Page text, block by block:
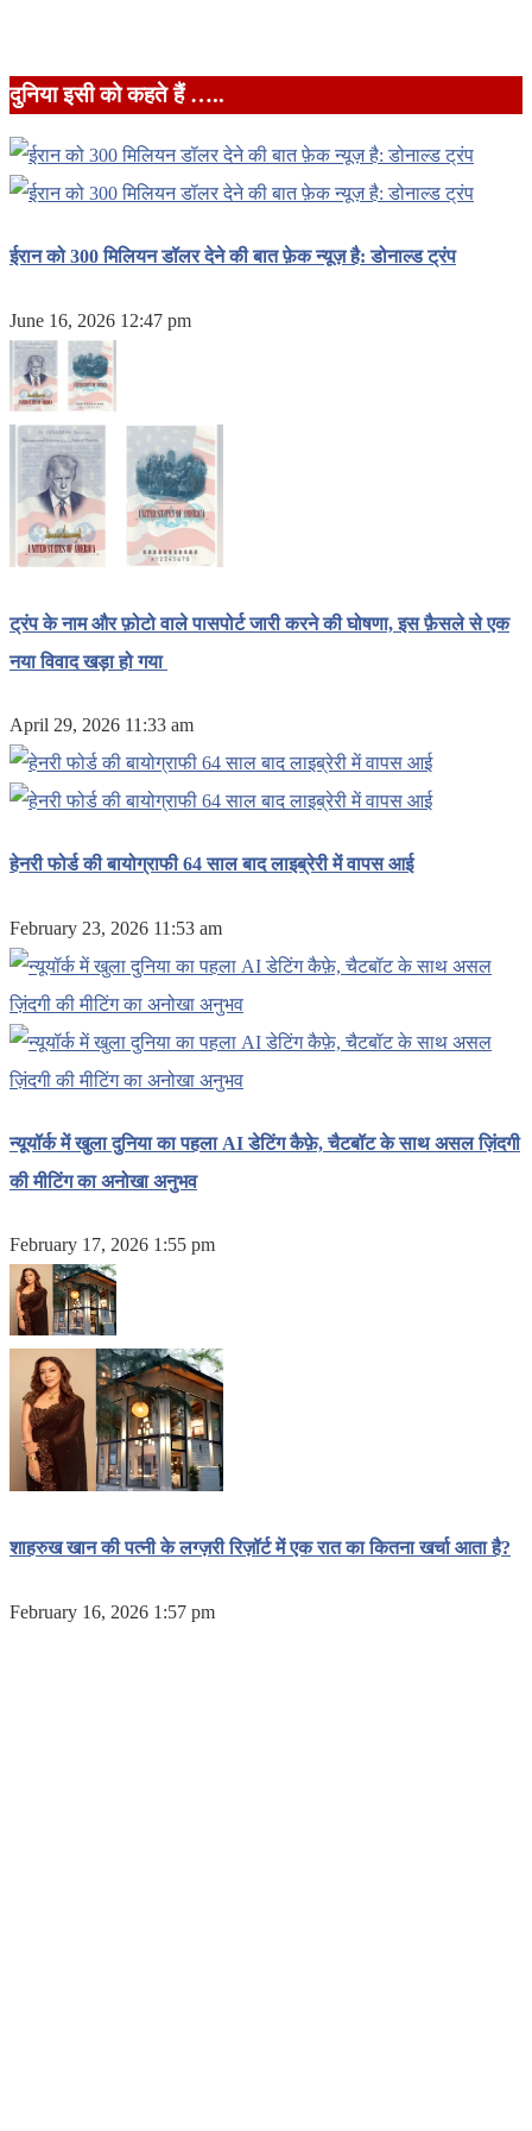
दुनिया इसी को कहते हैं …..
ईरान को 300 मिलियन डॉलर देने की बात फ़ेक न्यूज़ है: डोनाल्ड ट्रंप
June 16, 2026 12:47 pm
ट्रंप के नाम और फ़ोटो वाले पासपोर्ट जारी करने की घोषणा, इस फ़ैसले से एक
नया विवाद खड़ा हो गया
April 29, 2026 11:33 am
हेनरी फोर्ड की बायोग्राफी 64 साल बाद लाइब्रेरी में वापस आई
February 23, 2026 11:53 am
न्यूयॉर्क में खुला दुनिया का पहला AI डेटिंग कैफ़े, चैटबॉट के साथ असल ज़िंदगी
की मीटिंग का अनोखा अनुभव
February 17, 2026 1:55 pm
शाहरुख खान की पत्नी के लग्ज़री रिज़ॉर्ट में एक रात का कितना खर्चा आता है?
February 16, 2026 1:57 pm